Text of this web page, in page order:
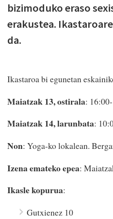
bizimoduko eraso
erakustea.
da.
Ikastaroa bi egunetan
Maiatzak 13, ostirala:
Maiatzak 14, larunbata:
Non: Yoga-ko lokalean.
Izena emateko epea:
Ikasle kopurua:
Gutxienez 10